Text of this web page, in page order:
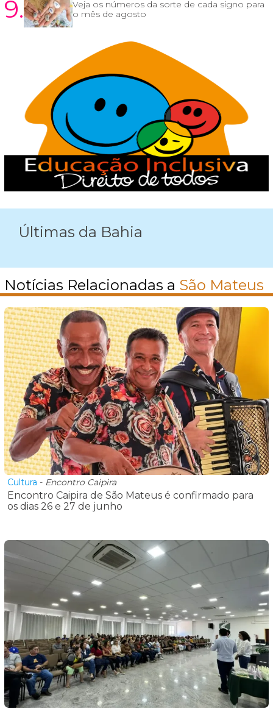
9.
Veja os números da sorte de cada signo para
o mês de agosto
Últimas da Bahia
Notícias Relacionadas a São Mateus
Cultura - Encontro Caipira
Encontro Caipira de São Mateus é confirmado para
os dias 26 e 27 de junho